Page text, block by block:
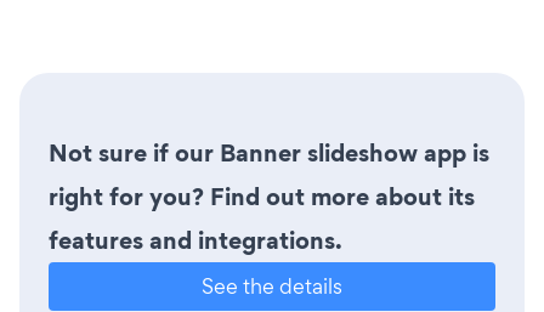
Not sure if our Banner slideshow app is
right for you? Find out more about its
features and integrations.
See the details